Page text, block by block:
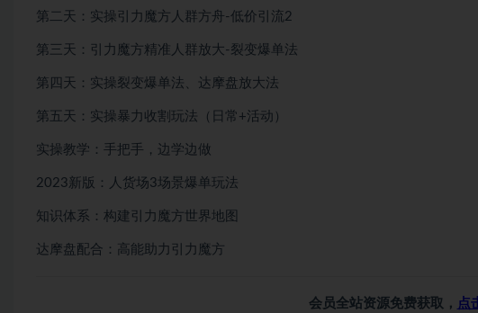
第二天：实操引力魔方人群方舟-低价引流2
第三天：引力魔方精准人群放大-裂变爆单法
第四天：实操裂变爆单法、达摩盘放大法
第五天：实操暴力收割玩法（日常+活动）
实操教学：手把手，边学边做
2023新版：人货场3场景爆单玩法
知识体系：构建引力魔方世界地图
达摩盘配合：高能助力引力魔方
会员全站资源免费获取， 点